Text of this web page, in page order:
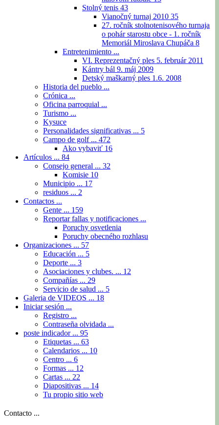
Stolný tenis 43
Vianočný turnaj 2010 35
27. ročník stolnotenisového turnaja
o pohár starostu obce - 1. ročník
Memoriál Miroslava Chupáča 8
Entretenimiento ...
VI. Reprezentačný ples 5. február 2011
Kántry bál 9. máj 2009
Detský maškarný ples 1.6. 2008
Historia del pueblo ...
Crónica ...
Oficina parroquial ...
Turismo ...
Kysuce
Personalidades significativas ... 5
Campo de golf ... 472
Ako vybaviť 16
Artículos ... 84
Consejo general ... 32
Komisie 10
Municipio ... 17
residuos ... 2
Contactos ...
Gente ... 159
Reportar fallas y notificaciones ...
Poruchy osvetlenia
Poruchy obecného rozhlasu
Organizaciones ... 57
Educación ... 5
Deporte ... 3
Asociaciones y clubes. ... 12
Compañías ... 29
Servicio de salud ... 5
Galeria de VIDEOS ... 18
Iniciar sesión ...
Registro ...
Contraseña olvidada ...
poste indicador ... 95
Etiquetas ... 63
Calendarios ... 10
Centro ... 6
Formas ... 12
Cartas ... 22
Diapositivas ... 14
Tu propio sitio web
Contacto ...